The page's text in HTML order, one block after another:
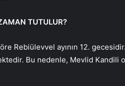
TUTULUR?
Rebiülevvel ayının 12.
Bu nedenle, Mevlid Kandili